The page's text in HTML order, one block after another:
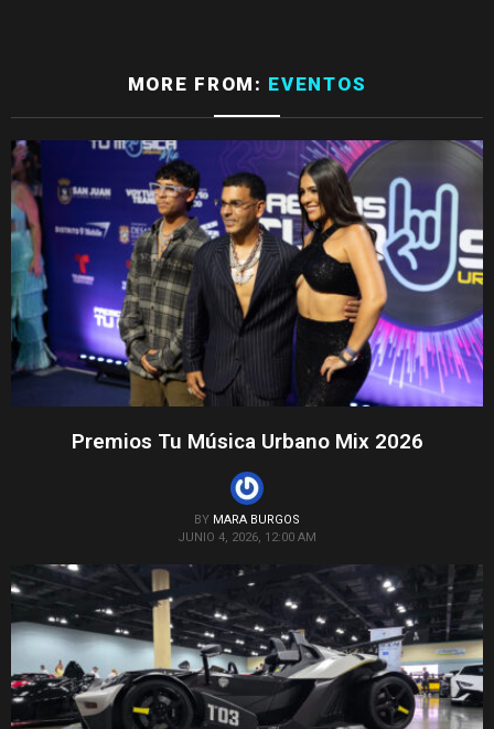
MORE FROM: EVENTOS
Premios Tu Música Urbano Mix 2026
BY MARA BURGOS
JUNIO 4, 2026, 12:00 AM